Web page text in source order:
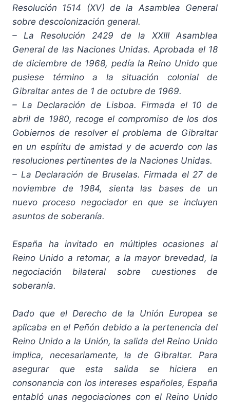
Resolución 1514 (XV) de la Asamblea General
sobre descolonización general.
– La Resolución 2429 de la XXIII Asamblea
General de las Naciones Unidas. Aprobada el 18
de diciembre de 1968, pedía la Reino Unido que
pusiese término a la situación colonial de
Gibraltar antes de 1 de octubre de 1969.
– La Declaración de Lisboa. Firmada el 10 de
abril de 1980, recoge el compromiso de los dos
Gobiernos de resolver el problema de Gibraltar
en un espíritu de amistad y de acuerdo con las
resoluciones pertinentes de la Naciones Unidas.
– La Declaración de Bruselas. Firmada el 27 de
noviembre de 1984, sienta las bases de un
nuevo proceso negociador en que se incluyen
asuntos de soberanía.
España ha invitado en múltiples ocasiones al
Reino Unido a retomar, a la mayor brevedad, la
negociación bilateral sobre cuestiones de
soberanía.
Dado que el Derecho de la Unión Europea se
aplicaba en el Peñón debido a la pertenencia del
Reino Unido a la Unión, la salida del Reino Unido
implica, necesariamente, la de Gibraltar. Para
asegurar que esta salida se hiciera en
consonancia con los intereses españoles, España
entabló unas negociaciones con el Reino Unido